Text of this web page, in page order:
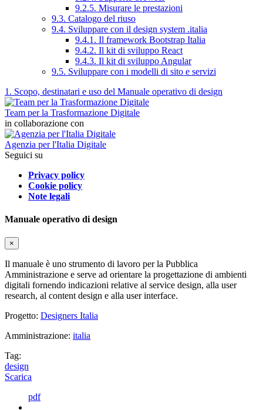
9.2.5. Misurare le prestazioni
9.3. Catalogo del riuso
9.4. Sviluppare con il design system .italia
9.4.1. Il framework Bootstrap Italia
9.4.2. Il kit di sviluppo React
9.4.3. Il kit di sviluppo Angular
9.5. Sviluppare con i modelli di sito e servizi
1. Scopo, destinatari e uso del Manuale operativo di design
Team per la Trasformazione Digitale
in collaborazione con
Agenzia per l'Italia Digitale
Seguici su
Privacy policy
Cookie policy
Note legali
Manuale operativo di design
×
Il manuale è uno strumento di lavoro per la Pubblica
Amministrazione e serve ad orientare la progettazione di ambienti
digitali fornendo indicazioni relative al service design, alla user
research, al content design e alla user interface.
Progetto: Designers Italia
Amministrazione: italia
Tag:
design
Scarica
pdf